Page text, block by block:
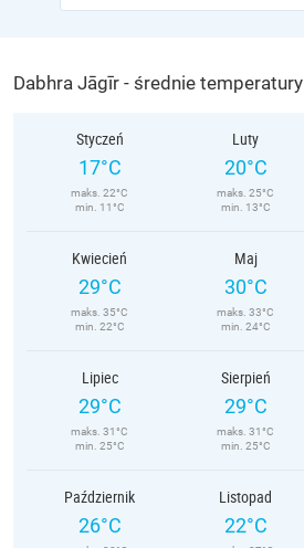
Dabhra Jāgīr - średnie temperatury
Styczeń
17°C
maks. 22°C
min. 11°C
Luty
20°C
maks. 25°C
min. 13°C
Kwiecień
29°C
maks. 35°C
min. 22°C
Maj
30°C
maks. 33°C
min. 24°C
Lipiec
29°C
maks. 31°C
min. 25°C
Sierpień
29°C
maks. 31°C
min. 25°C
Październik
26°C
Listopad
22°C